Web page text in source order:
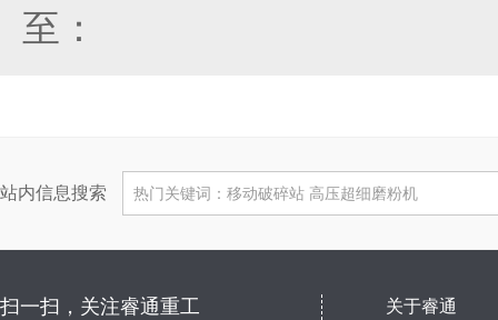
至：
站内信息搜索
扫一扫，关注睿通重工 关于睿通